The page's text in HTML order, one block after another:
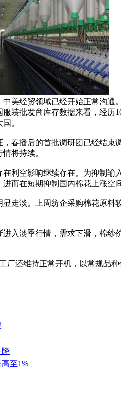
美经贸领域已经开始正常沟
装批发商库存数据来看，经
。
春播后的首批调研团已经结
将持续。
利空影响继续存在。为抑制
而在短期抑制国内棉花上涨空间
显走淡。上周纺企采购棉花原
入淡季行情，需求下滑，棉
厂还维持正常开机，以常规品
至1%